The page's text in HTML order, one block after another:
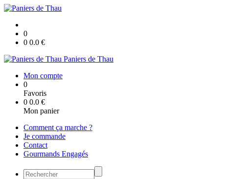
0
0 0.0 €
Paniers de Thau
Mon compte
0
Favoris
0 0.0 €
Mon panier
Comment ça marche ?
Je commande
Contact
Gourmands Engagés